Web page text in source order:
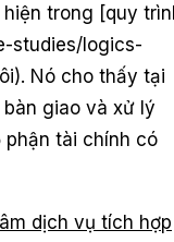
trong [quy
studies/logics-
Nó cho thấy tại
giao và xử lý
tài chính có
dịch vụ tích hợp